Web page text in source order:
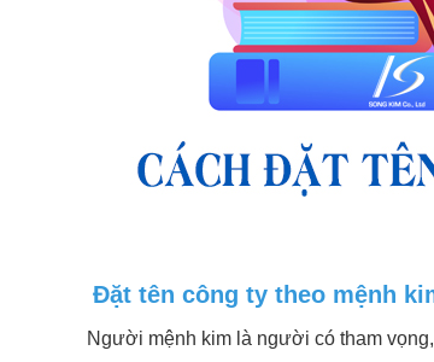
Đặt tên công ty theo mệnh
Người mệnh kim là người có tham